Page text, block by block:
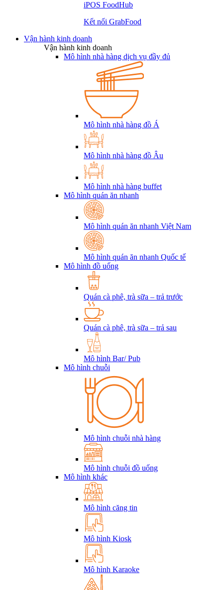
iPOS FoodHub
Kết nối GrabFood
Vận hành kinh doanh
Vận hành kinh doanh
Mô hình nhà hàng dịch vụ đầy đủ
Mô hình nhà hàng đồ Á
Mô hình nhà hàng đồ Âu
Mô hình nhà hàng buffet
Mô hình quán ăn nhanh
Mô hình quán ăn nhanh Việt Nam
Mô hình quán ăn nhanh Quốc tế
Mô hình đồ uống
Quán cà phê, trà sữa – trả trước
Quán cà phê, trà sữa – trả sau
Mô hình Bar/ Pub
Mô hình chuỗi
Mô hình chuỗi nhà hàng
Mô hình chuỗi đồ uống
Mô hình khác
Mô hình căng tin
Mô hình Kiosk
Mô hình Karaoke